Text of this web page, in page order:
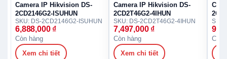
Camera IP Hikvision DS-
2CD2146G2-ISUHUN
SKU: DS-2CD2146G2-ISUHUN
6,888,000 ₫
Còn hàng
Xem chi tiết
Camera IP Hikvision DS-
2CD2T46G2-4IHUN
SKU: DS-2CD2T46G2-4IHUN
7,497,000 ₫
Còn hàng
Xem chi tiết
Còn